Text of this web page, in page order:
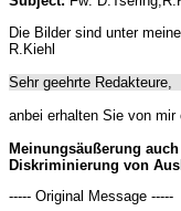
Die Bilder sind unter
R.Kiehl
Sehr geehrte Redakteure,
anbei erhalten Sie von mir
Meinungsäußerung
Diskriminierung von
----- Original Message -----